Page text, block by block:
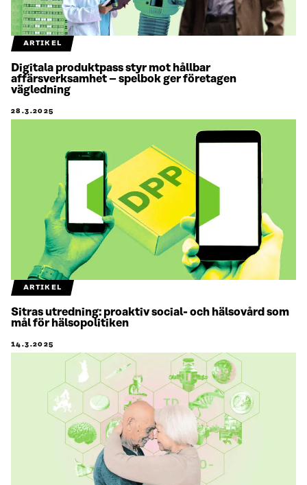
ARTIKEL
Digitala produktpass styr mot hållbar
affärsverksamhet – spelbok ger företagen
vägledning
28.3.2025
ARTIKEL
Sitras utredning: proaktiv social- och hälsovård som
mål för hälsopolitiken
14.3.2025